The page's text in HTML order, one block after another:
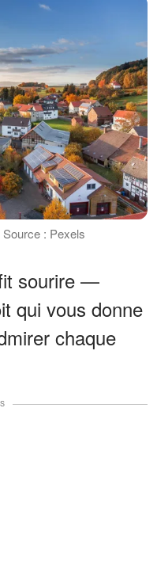
: Pexels
sourire —
qui vous donne
chaque